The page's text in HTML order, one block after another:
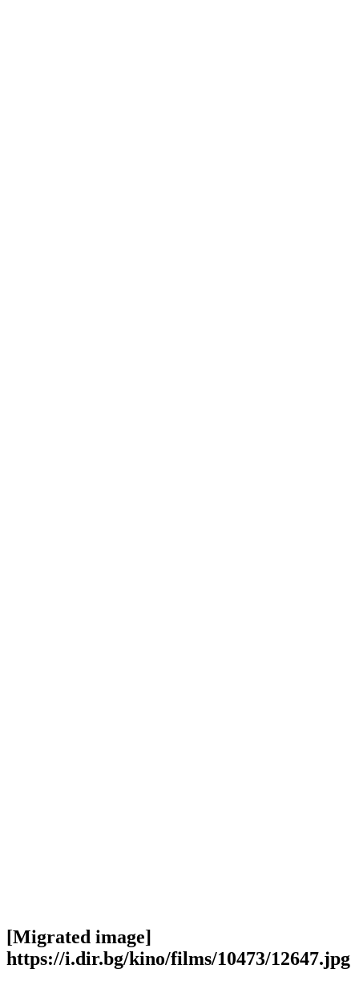
[Migrated image]
https://i.dir.bg/kino/films/10473/12647.jpg